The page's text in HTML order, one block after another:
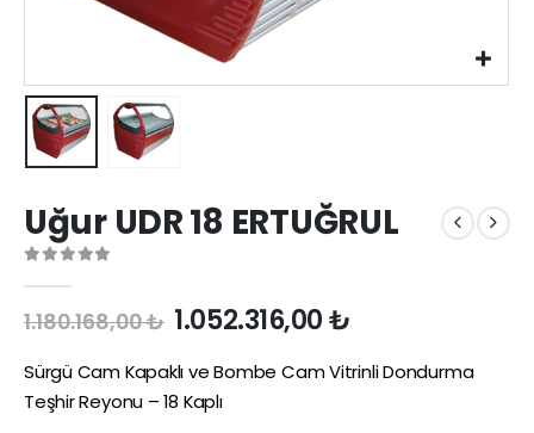
Uğur UDR 18 ERTUĞRUL
1.180.168,00₺ Orijinal
1.180.168,00 ₺.
1.052.316,00₺
fiyat:
Sürgü Cam Kapaklı ve Bombe Cam Vitrinli Dondurma
Teşhir Reyonu – 18 Kaplı